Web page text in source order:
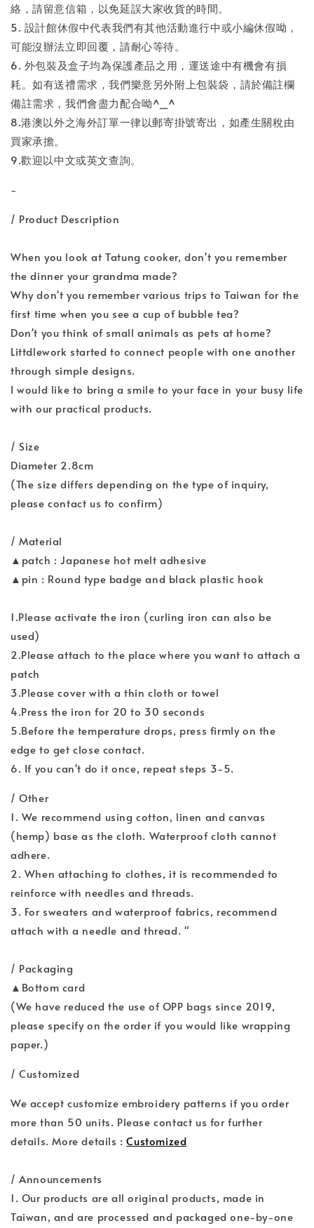
絡，請留意信箱，以免延誤大家收貨的時間。
5. 設計館休假中代表我們有其他活動進行中或小編休假呦，
可能沒辦法立即回覆，請耐心等待。
6. 外包裝及盒子均為保護產品之用，運送途中有機會有損
耗。如有送禮需求，我們樂意另外附上包裝袋，請於備註欄
備註需求，我們會盡力配合呦^_^
8.港澳以外之海外訂單一律以郵寄掛號寄出，如產生關稅由
買家承擔。
9.歡迎以中文或英文查詢。
-
/ Product Description
When you look at Tatung cooker, don't you remember
the dinner your grandma made?
Why don't you remember various trips to Taiwan for the
first time when you see a cup of bubble tea?
Don't you think of small animals as pets at home?
Littdlework started to connect people with one another
through simple designs.
I would like to bring a smile to your face in your busy life
with our practical products.
/ Size
Diameter 2.8cm
(The size differs depending on the type of inquiry,
please contact us to confirm)
/ Material
▲patch : Japanese hot melt adhesive
▲pin : Round type badge and black plastic hook
1.Please activate the iron (curling iron can also be
used)
2.Please attach to the place where you want to attach a
patch
3.Please cover with a thin cloth or towel
4.Press the iron for 20 to 30 seconds
5.Before the temperature drops, press firmly on the
edge to get close contact.
6. If you can't do it once, repeat steps 3-5.
/ Other
1. We recommend using cotton, linen and canvas
(hemp) base as the cloth. Waterproof cloth cannot
adhere.
2. When attaching to clothes, it is recommended to
reinforce with needles and threads.
3. For sweaters and waterproof fabrics, recommend
attach with a needle and thread. "
/ Packaging
▲Bottom card
(We have reduced the use of OPP bags since 2019,
please specify on the order if you would like wrapping
paper.)
/ Customized
We accept customize embroidery patterns if you order
more than 50 units. Please contact us for further
details. More details :Customized
/ Announcements
1. Our products are all original products, made in
Taiwan, and are processed and packaged one-by-one